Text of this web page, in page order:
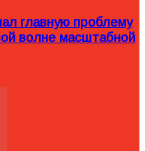
главную проблему
волне масштабной